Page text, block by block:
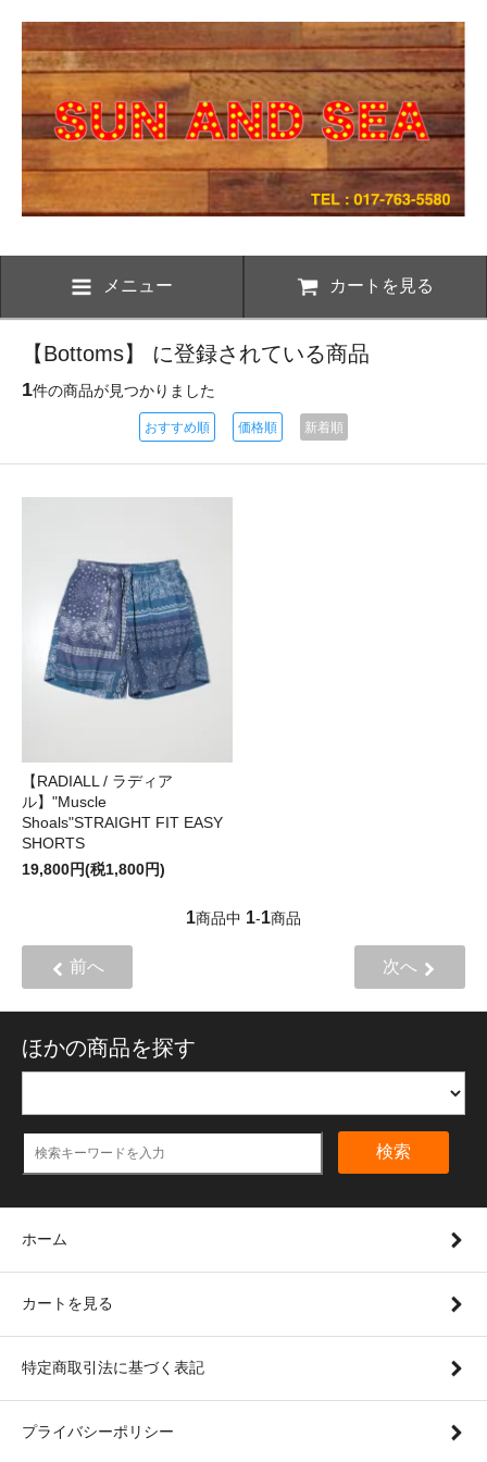
メニュー カートを見る
【Bottoms】 に登録されている商品
1件の商品が見つかりました
おすすめ順 価格順 新着順
【RADIALL / ラディア
ル】"Muscle
Shoals"STRAIGHT FIT EASY
SHORTS
19,800円(税1,800円)
1商品中 1-1商品
前へ 次へ
ほかの商品を探す
検索
ホーム
カートを見る
特定商取引法に基づく表記
プライバシーポリシー